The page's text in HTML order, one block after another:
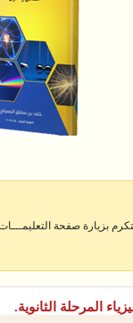
بزيارة صفحة
المرحلة الثانوية.